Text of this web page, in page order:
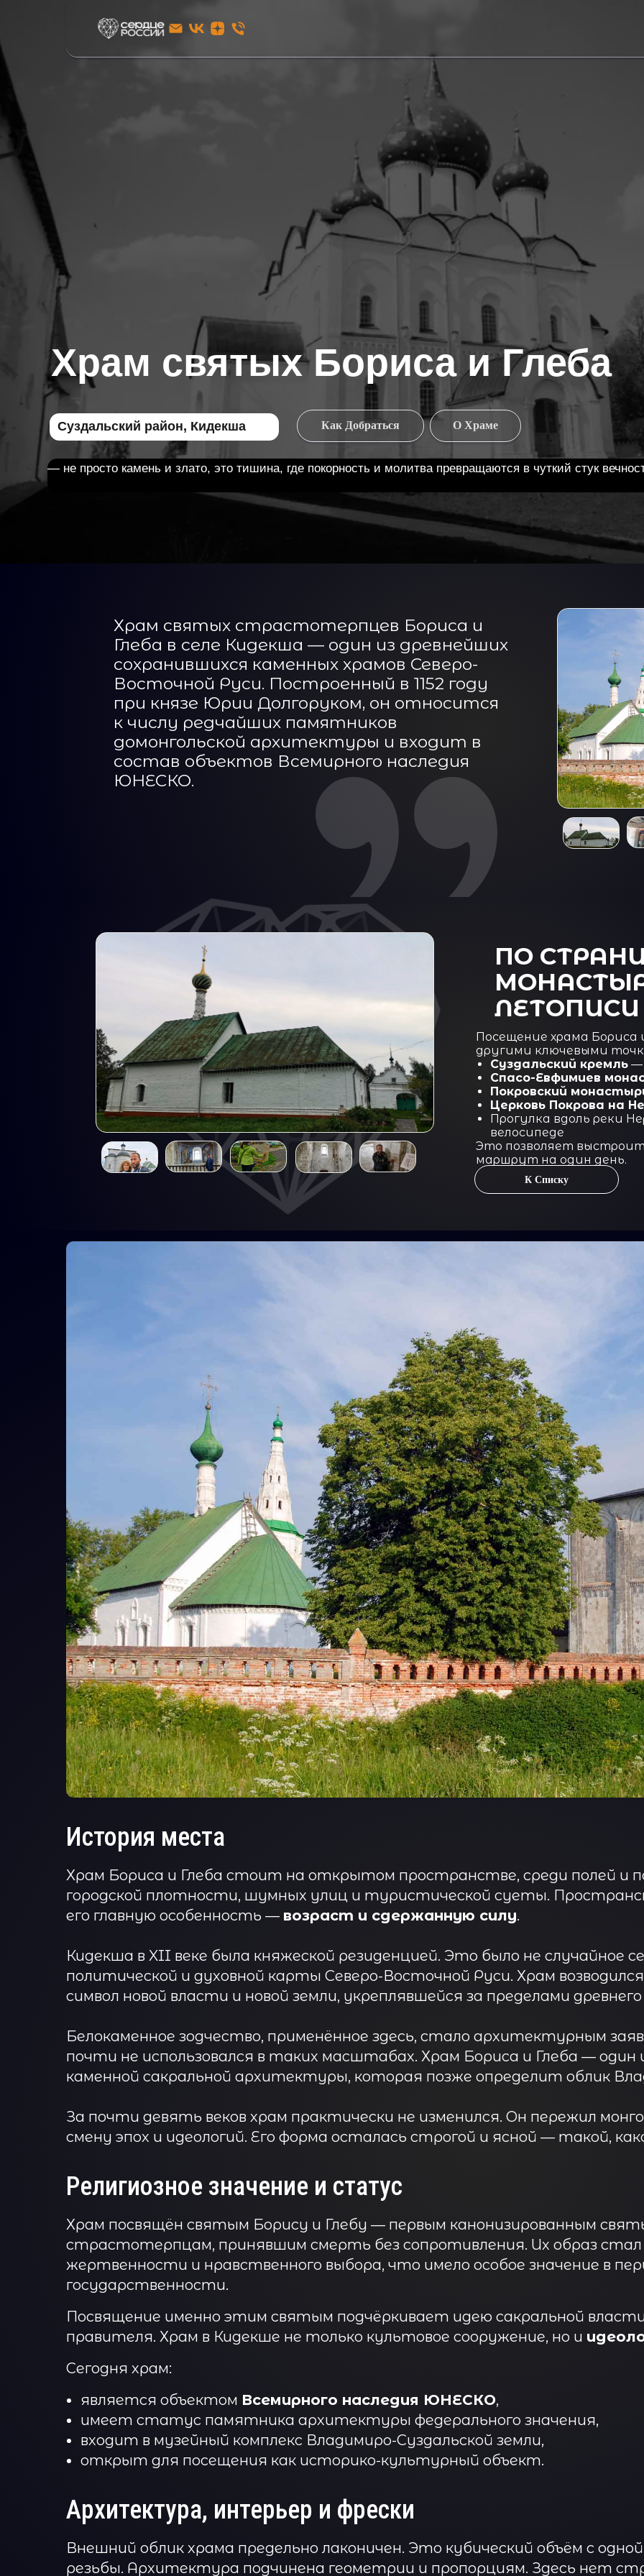
Храм святых Бориса и Глеба
Суздальский район, Кидекша
— не просто камень и злато, это тишина, где покорность и молитва превращаются в чуткий стук вечности...
Как Добраться О Храме
Храм святых страстотерпцев Бориса и
Глеба в селе Кидекша — один из древнейших
сохранившихся каменных храмов Северо-
Восточной Руси. Построенный в 1152 году
при князе Юрии Долгоруком, он относится
к числу редчайших памятников
домонгольской архитектуры и входит в
состав объектов Всемирного наследия
ЮНЕСКО.
ПО
ЛЕТОПИСИ
Посещение храма Бориса
другими ключевыми
Суздальский кремль —
Спасо-Евфимиев
Покровский
Церковь Покрова на
Прогулка вдоль реки
велосипеде
Это позволяет
маршрут на один день.
К Списку
История места
Храм Бориса и Глеба стоит на открытом пространстве, среди полей и
городской плотности, шумных улиц и туристической суеты.
его главную особенность — возраст и сдержанную силу.
Кидекша в XII веке была княжеской резиденцией. Это было не случайное
политической и духовной карты Северо-Восточной Руси. Храм
символ новой власти и новой земли, укреплявшейся за пределами древнего
Белокаменное зодчество, применённое здесь, стало архитектурным
почти не использовался в таких масштабах. Храм Бориса и Глеба — один
каменной сакральной архитектуры, которая позже определит облик
За почти девять веков храм практически не изменился. Он пережил
смену эпох и идеологий. Его форма осталась строгой и ясной — такой,
Религиозное значение и статус
Храм посвящён святым Борису и Глебу — первым канонизированным
страстотерпцам, принявшим смерть без сопротивления. Их образ стал
жертвенности и нравственного выбора, что имело особое значение в
государственности.
Посвящение именно этим святым подчёркивает идею сакральной
правителя. Храм в Кидекше не только культовое сооружение, но и
Сегодня храм:
является объектом Всемирного наследия ЮНЕСКО,
имеет статус памятника архитектуры федерального значения,
входит в музейный комплекс Владимиро-Суздальской земли,
открыт для посещения как историко-культурный объект.
Архитектура, интерьер и фрески
Внешний облик храма предельно лаконичен. Это кубический объём с
резьбы. Архитектура подчинена геометрии и пропорциям. Здесь нет